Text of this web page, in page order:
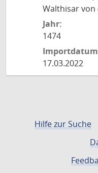
Walthisar von
Jahr:
1474
17.03.2022
Hilfe zur Suche